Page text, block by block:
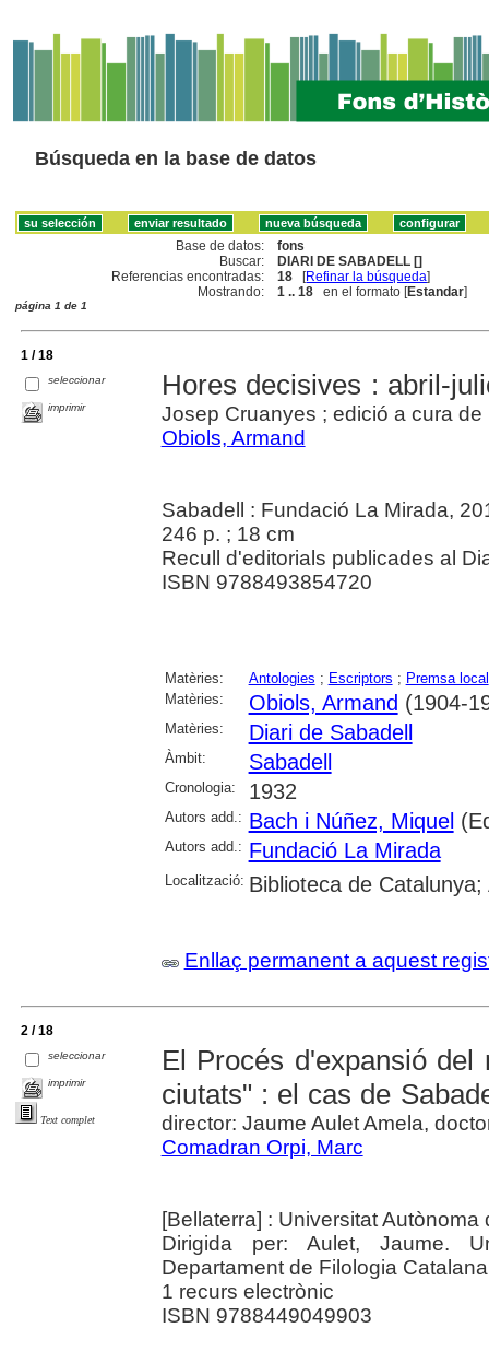
Búsqueda en la base de datos
Base de datos:
fons
Buscar:
DIARI DE SABADELL []
Referencias encontradas:
18 [Refinar la búsqueda]
Mostrando:
1 .. 18 en el formato [Estandar]
página 1 de 1
1 / 18
seleccionar
imprimir
Hores decisives : abril-
Josep Cruanyes ; edició a cura de
Obiols, Armand
Sabadell : Fundació La Mirada,
246 p. ; 18 cm
Recull d'editorials publicades al
ISBN 9788493854720
Matèries: Antologies ; Escriptors ; Premsa local
Matèries:
Obiols, Armand (1904-
Matèries: Diari de Sabadell
Àmbit: Sabadell
Cronologia: 1932
Autors add.: Bach i Núñez, Miquel
Autors add.: Fundació La Mirada
Localització: Biblioteca de
Enllaç permanent a aquest
2 / 18
seleccionar
imprimir
Text complet
El Procés d'expansió del
ciutats" : el cas de
director: Jaume Aulet Amela,
Comadran Orpi, Marc
[Bellaterra] : Universitat
Dirigida per: Aulet, Jaume.
Departament de Filologia
1 recurs electrònic
ISBN 9788449049903